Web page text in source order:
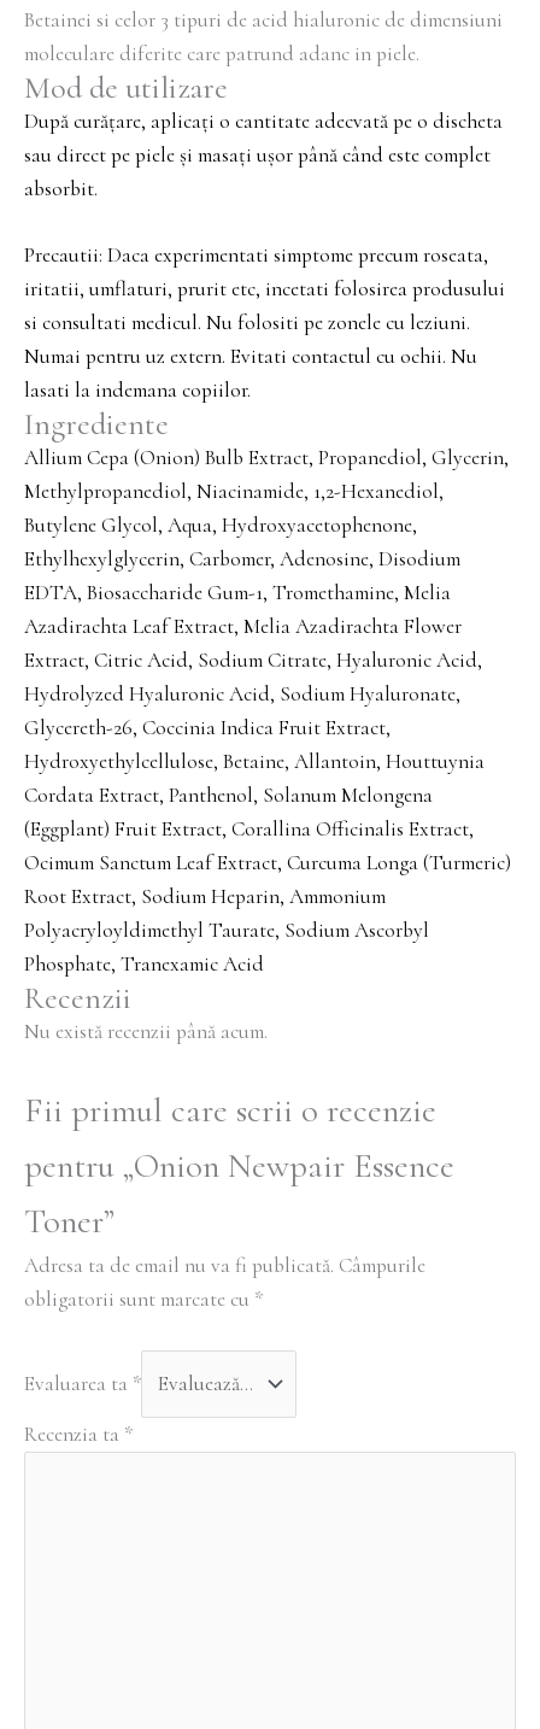
Betainei si celor 3 tipuri de acid hialuronic de dimensiuni
moleculare diferite care patrund adanc in piele.
Mod de utilizare
După curățare, aplicați o cantitate adecvată pe o discheta
sau direct pe piele și masați ușor până când este complet
absorbit.
Precautii: Daca experimentati simptome precum roseata,
iritatii, umflaturi, prurit etc, incetati folosirea produsului
si consultati medicul. Nu folositi pe zonele cu leziuni.
Numai pentru uz extern. Evitati contactul cu ochii. Nu
lasati la indemana copiilor.
Ingrediente
Allium Cepa (Onion) Bulb Extract, Propanediol, Glycerin,
Methylpropanediol, Niacinamide, 1,2-Hexanediol,
Butylene Glycol, Aqua, Hydroxyacetophenone,
Ethylhexylglycerin, Carbomer, Adenosine, Disodium
EDTA, Biosaccharide Gum-1, Tromethamine, Melia
Azadirachta Leaf Extract, Melia Azadirachta Flower
Extract, Citric Acid, Sodium Citrate, Hyaluronic Acid,
Hydrolyzed Hyaluronic Acid, Sodium Hyaluronate,
Glycereth-26, Coccinia Indica Fruit Extract,
Hydroxyethylcellulose, Betaine, Allantoin, Houttuynia
Cordata Extract, Panthenol, Solanum Melongena
(Eggplant) Fruit Extract, Corallina Officinalis Extract,
Ocimum Sanctum Leaf Extract, Curcuma Longa (Turmeric)
Root Extract, Sodium Heparin, Ammonium
Polyacryloyldimethyl Taurate, Sodium Ascorbyl
Phosphate, Tranexamic Acid
Recenzii
Nu există recenzii până acum.
Fii primul care scrii o recenzie
pentru „Onion Newpair Essence
Toner”
Adresa ta de email nu va fi publicată. Câmpurile
obligatorii sunt marcate cu *
Evaluarea ta *
Recenzia ta *